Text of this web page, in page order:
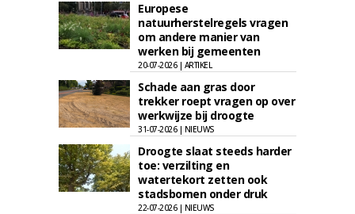
Europese
natuurherstelregels vragen
om andere manier van
werken bij gemeenten
20-07-2026 | ARTIKEL
Schade aan gras door
trekker roept vragen op over
werkwijze bij droogte
31-07-2026 | NIEUWS
Droogte slaat steeds harder
toe: verzilting en
watertekort zetten ook
stadsbomen onder druk
22-07-2026 | NIEUWS